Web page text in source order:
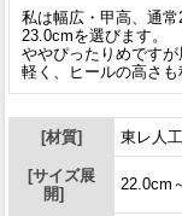
私は幅広・甲高、通常
23.0cmを選びます。
ややぴったりめですが
軽く、ヒールの高さも
[材質] 東レ人
[サイズ展
開]
22.0cm